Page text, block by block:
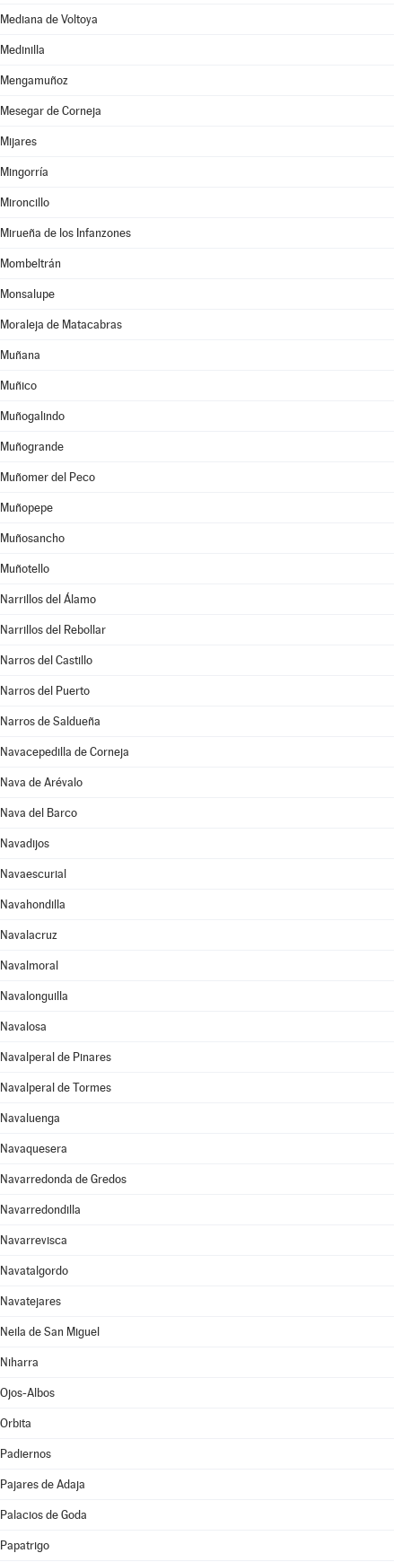
Mediana de Voltoya
Medinilla
Mengamuñoz
Mesegar de Corneja
Mijares
Mingorría
Mironcillo
Mirueña de los Infanzones
Mombeltrán
Monsalupe
Moraleja de Matacabras
Muñana
Muñico
Muñogalindo
Muñogrande
Muñomer del Peco
Muñopepe
Muñosancho
Muñotello
Narrillos del Álamo
Narrillos del Rebollar
Narros del Castillo
Narros del Puerto
Narros de Saldueña
Navacepedilla de Corneja
Nava de Arévalo
Nava del Barco
Navadijos
Navaescurial
Navahondilla
Navalacruz
Navalmoral
Navalonguilla
Navalosa
Navalperal de Pinares
Navalperal de Tormes
Navaluenga
Navaquesera
Navarredonda de Gredos
Navarredondilla
Navarrevisca
Navatalgordo
Navatejares
Neila de San Miguel
Niharra
Ojos-Albos
Orbita
Padiernos
Pajares de Adaja
Palacios de Goda
Papatrigo